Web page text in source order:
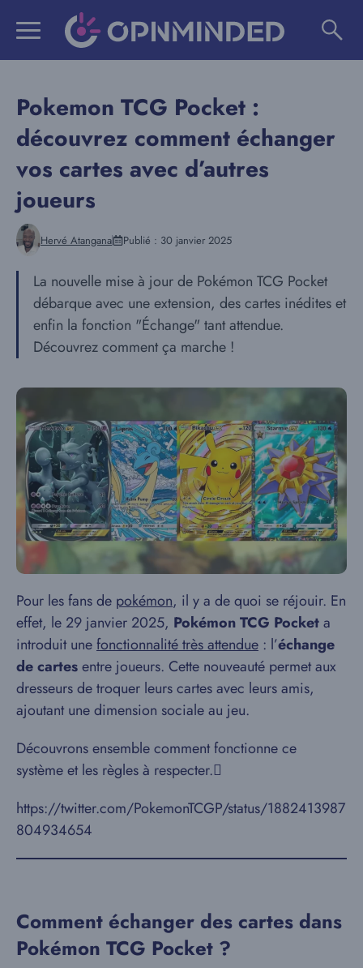
Pokemon TCG Pocket :
découvrez comment échanger
vos cartes avec d’autres
joueurs
Hervé Atangana Publié : 30 janvier 2025
La nouvelle mise à jour de Pokémon TCG Pocket
débarque avec une extension, des cartes inédites et
enfin la fonction "Échange" tant attendue.
Découvrez comment ça marche !
Pour les fans de pokémon, il y a de quoi se réjouir. En
effet, le 29 janvier 2025, Pokémon TCG Pocketa
introduit unefonctionnalité très attendue : l’échange
de cartesentre joueurs. Cette nouveauté permet aux
dresseurs de troquer leurs cartes avec leurs amis,
ajoutant une dimension sociale au jeu.
Découvrons ensemble comment fonctionne ce
système et les règles à respecter.
https://twitter.com/PokemonTCGP/status/1882413987
804934654
Comment échanger des cartes dans
Pokémon TCG Pocket ?